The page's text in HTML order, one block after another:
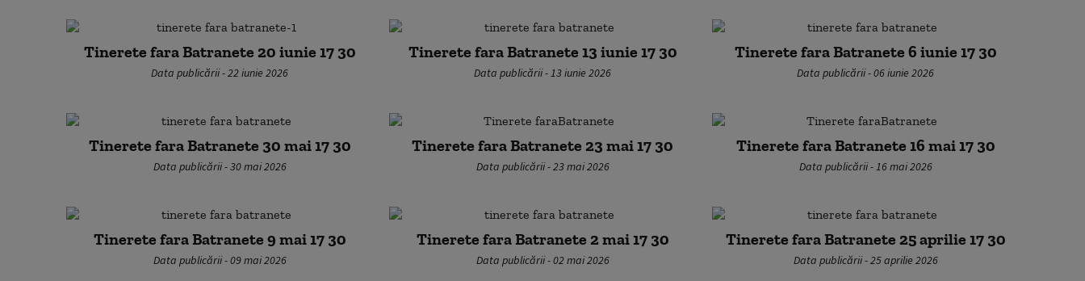
Tinerete fara Batranete 20 iunie 17 30
Data publicării - 22 iunie 2026
Tinerete fara Batranete 13 iunie 17 30
Data publicării - 13 iunie 2026
Tinerete fara Batranete 6 iunie 17 30
Data publicării - 06 iunie 2026
Tinerete fara Batranete 30 mai 17 30
Data publicării - 30 mai 2026
Tinerete fara Batranete 23 mai 17 30
Data publicării - 23 mai 2026
Tinerete fara Batranete 16 mai 17 30
Data publicării - 16 mai 2026
Tinerete fara Batranete 9 mai 17 30
Data publicării - 09 mai 2026
Tinerete fara Batranete 2 mai 17 30
Data publicării - 02 mai 2026
Tinerete fara Batranete 25 aprilie 17 30
Data publicării - 25 aprilie 2026